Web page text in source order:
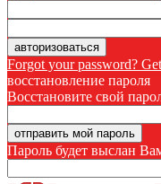
Forgot your password?
восстановление пароля
Восстановите свой
Пароль будет выслан